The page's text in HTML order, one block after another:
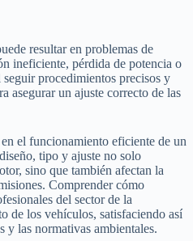
resultar en problemas de
ineficiente, pérdida de potencia o
procedimientos precisos y
asegurar un ajuste correcto de las
el funcionamiento eficiente de un
tipo y ajuste no solo
sino que también afectan la
Comprender cómo
del sector de la
de los vehículos, satisfaciendo así
y las normativas ambientales.